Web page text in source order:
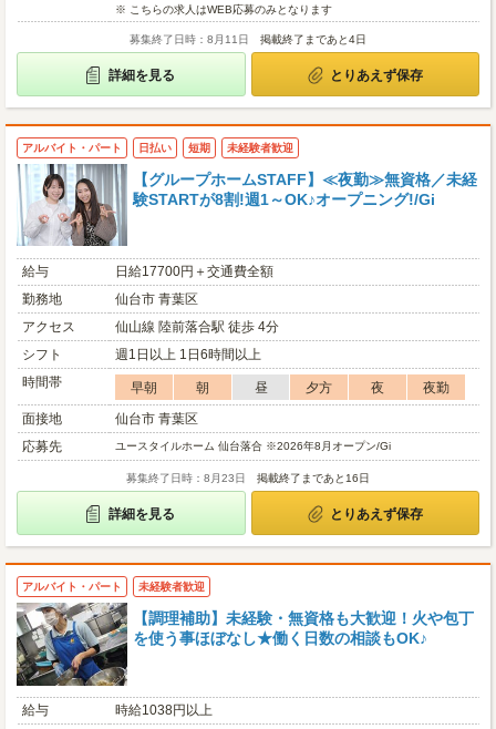
※ こちらの求人はWEB応募のみとなります
募集終了日時：8月11日 掲載終了まであと4日
詳細を見る とりあえず保存
アルバイト・パート 日払い 短期 未経験者歓迎
【グループホームSTAFF】≪夜勤≫無資格／未経
験STARTが8割!週1～OK♪オープニング!/Gi
給与
日給17700円＋交通費全額
勤務地
仙台市 青葉区
アクセス
仙山線 陸前落合駅 徒歩 4分
シフト
週1日以上 1日6時間以上
時間帯
早朝 朝 昼 夕方 夜
夜勤
面接地
仙台市 青葉区
応募先
ユースタイルホーム 仙台落合 ※2026年8月オープン/Gi
募集終了日時：8月23日 掲載終了まであと16日
詳細を見る とりあえず保存
アルバイト・パート 未経験者歓迎
【調理補助】未経験・無資格も大歓迎！火や包丁
を使う事ほぼなし★働く日数の相談もOK♪
給与
時給1038円以上